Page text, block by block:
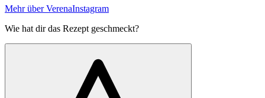
Mehr über VerenaInstagram
Wie hat dir das Rezept geschmeckt?